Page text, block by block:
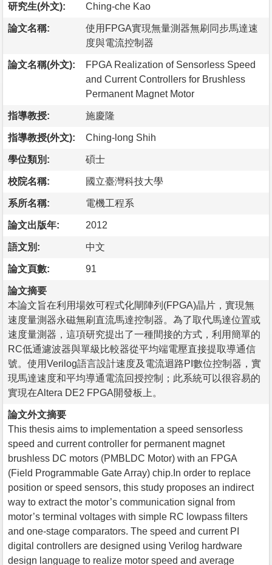
研究生(外文): Ching-che Kao
論文名稱:
使用FPGA實現無量測器無刷同步馬達速
度與電流控制器
論文名稱(外文):
FPGA Realization of Sensorless Speed
and Current Controllers for Brushless
Permanent Magnet Motor
指導教授: 施慶隆
指導教授(外文): Ching-long Shih
學位類別: 碩士
校院名稱: 國立臺灣科技大學
系所名稱: 電機工程系
論文出版年: 2012
語文別: 中文
論文頁數: 91
論文摘要
本論文旨在利用場效可程式化閘陣列(FPGA)晶片，實現無
速度量測器永磁無刷直流馬達控制器。為了取代馬達位置或
速度量測器，這項研究提出了一種間接的方式，利用簡單的
RC低通濾波器與單級比較器從平均端電壓直接提取導通信
號。使用Verilog語言設計速度及電流迴路PI數位控制器，實
現馬達速度和平均導通電流回授控制；此系統可以很容易的
實現在Altera DE2 FPGA開發板上。
論文外文摘要
This thesis aims to implementation a speed sensorless
speed and current controller for permanent magnet
brushless DC motors (PMBLDC Motor) with an FPGA
(Field Programmable Gate Array) chip.In order to replace
position or speed sensors, this study proposes an indirect
way to extract the motor’s communication signal from
motor’s terminal voltages with simple RC lowpass filters
and one-stage comparators. The speed and current PI
digital controllers are designed using Verilog hardware
design language to realize motor speed and average